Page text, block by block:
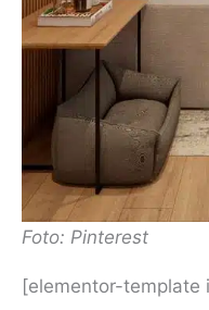
Foto: Pinterest
[elementor-template